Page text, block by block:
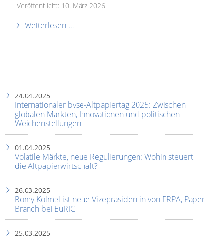
Veröffentlicht: 10. März 2026
Weiterlesen …
24.04.2025
Internationaler bvse-Altpapiertag 2025: Zwischen
globalen Märkten, Innovationen und politischen
Weichenstellungen
01.04.2025
Volatile Märkte, neue Regulierungen: Wohin steuert
die Altpapierwirtschaft?
26.03.2025
Romy Kölmel ist neue Vizepräsidentin von ERPA, Paper
Branch bei EuRIC
25.03.2025